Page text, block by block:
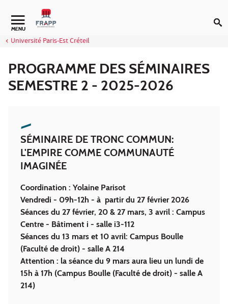
Aller au contenu
Navigation secondaire
MENU
Université Paris-Est Créteil
PROGRAMME DES SÉMINAIRES
SEMESTRE 2 - 2025-2026
SÉMINAIRE DE TRONC COMMUN:
L'EMPIRE COMME COMMUNAUTÉ
IMAGINÉE
Coordination : Yolaine Parisot
Vendredi - 09h-12h - à partir du 27 février 2026
Séances du 27 février, 20 & 27 mars, 3 avril : Campus
Centre - Bâtiment i - salle i3-112
Séances du 13 mars et 10 avril: Campus Boulle
(Faculté de droit) - salle A 214
Attention : la séance du 9 mars aura lieu un lundi de
15h à 17h (Campus Boulle (Faculté de droit) - salle A
214)